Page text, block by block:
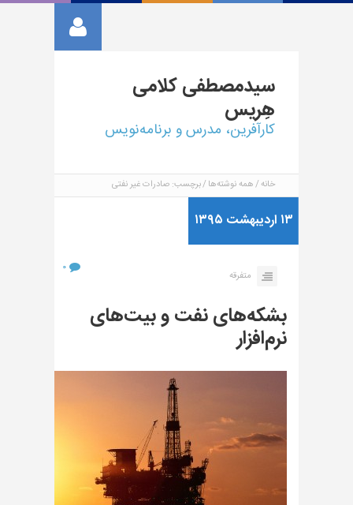
سیدمصطفیکلامی
هِریس
کارآفرین، مدرس و برنامه‌نویس
خانه همه نوشته‌ها برچسب: صادرات غیر نفتی
۱۳ اردیبهشت ۱۳۹۵
متفرقه
۰
بشکه‌های نفت و بیت‌های
نرم‌افزار